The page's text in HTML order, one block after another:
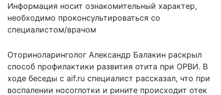
Информация носит ознакомительный характер,
необходимо проконсультироваться со
специалистом/врачом
Оториноларинголог Александр Балакин раскрыл
способ профилактики развития отита при ОРВИ. В
ходе беседы с aif.ru специалист рассказал, что при
воспалении носоглотки и рините происходит отек